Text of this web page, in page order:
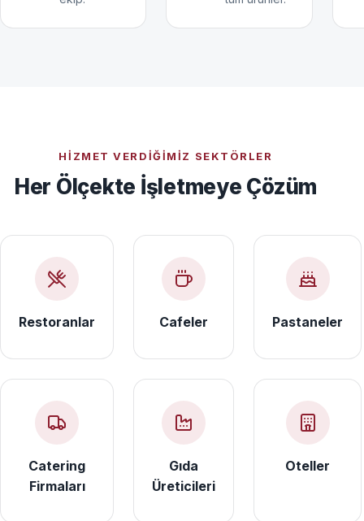
HIZMET VERDIĞIMIZ SEKTÖRLER
Her Ölçekte İşletmeye Çözüm
Restoranlar Cafeler Pastaneler
Catering
Firmaları
Gıda
Üreticileri
Oteller